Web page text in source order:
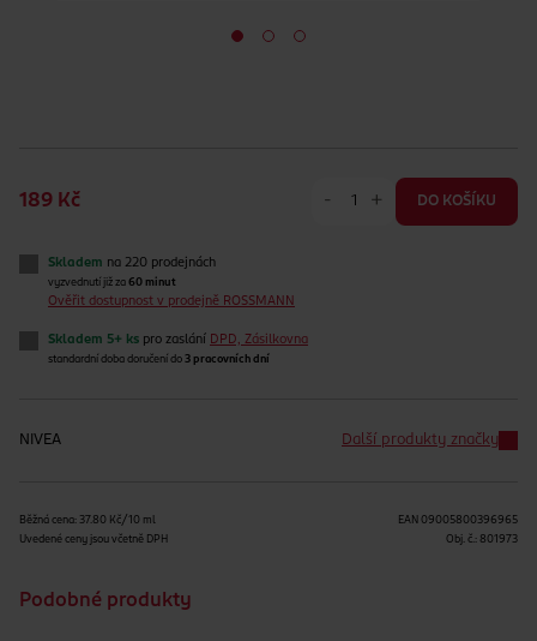
189 Kč - + DO KOŠÍKU
Skladem na 220 prodejnách
vyzvednutí již za 60 minut
Ověřit dostupnost v prodejně ROSSMANN
Skladem 5+ ks pro zaslání DPD, Zásilkovna
standardní doba doručení do 3 pracovních dní
NIVEA Další produkty značky
Běžná cena: 37.80 Kč/10 ml
Uvedené ceny jsou včetně DPH
EAN 09005800396965
Obj. č.: 801973
Podobné produkty